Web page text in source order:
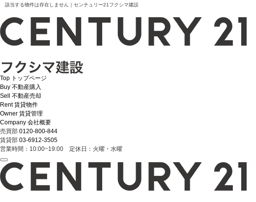
該当する物件は存在しません｜センチュリー21フクシマ建設
Top トップページ
Buy 不動産購入
Sell
不動産売却
Rent 賃貸物件
Owner 賃貸管理
Company 会社概要
売買部 0120-800-844
賃貸部 03-6912-3505
営業時間：10:00~19:00 定休日：火曜・水曜